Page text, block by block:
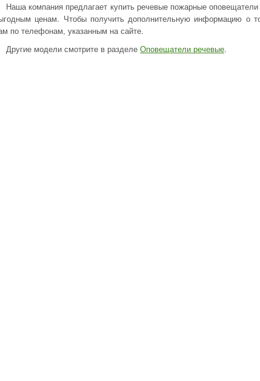
Наша компания предлагает купить речевые пожарные
ценам. Чтобы получить дополнительную информацию о
по телефонам, указанным на сайте.
Другие модели смотрите в разделе Оповещатели речевые.